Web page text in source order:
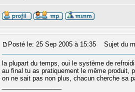
Posté le: 25 Sep 2005 à 15:35 Sujet du
la plupart du temps, oui le système de
au final tu as pratiquement le même produit,
on ne sait pas non plus, chacun cherche sa